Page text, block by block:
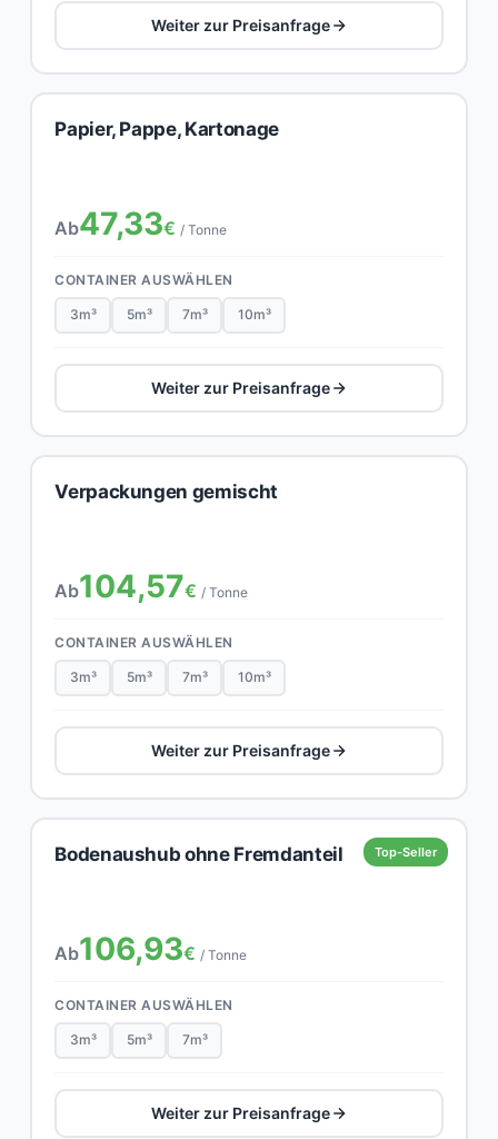
Weiter zur Preisanfrage
Papier, Pappe, Kartonage
Ab47,33€ / Tonne
CONTAINER AUSWÄHLEN
3m³ 5m³ 7m³ 10m³
Weiter zur Preisanfrage
Verpackungen gemischt
Ab104,57€ / Tonne
CONTAINER AUSWÄHLEN
3m³ 5m³ 7m³ 10m³
Weiter zur Preisanfrage
Top-Seller
Bodenaushub ohne Fremdanteil
Ab106,93€ / Tonne
CONTAINER AUSWÄHLEN
3m³ 5m³ 7m³
Weiter zur Preisanfrage